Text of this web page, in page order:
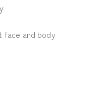
face and body